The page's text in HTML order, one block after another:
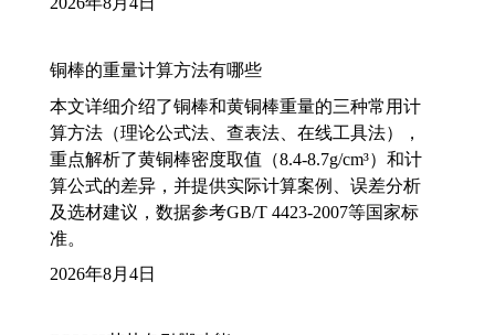
铜棒的重量计算方法有哪些
本文详细介绍了铜棒和黄铜棒重量的三种常用计
算方法（理论公式法、查表法、在线工具法），
重点解析了黄铜棒密度取值（8.4-8.7g/cm³）和计
算公式的差异，并提供实际计算案例、误差分析
及选材建议，数据参考GB/T 4423-2007等国家标
准。
2026年8月4日